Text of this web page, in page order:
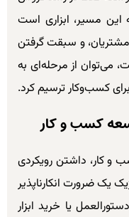
این مسیر، ابزاری است
مشتریان، و سبقت گرفتن
می‌توان از مرحله‌ای به
کسب‌وکار ترسیم کرد.
کسب و کار
و کار، داشتن رویکردی
یک ضرورت انکارناپذیر
یا خرید ابزار